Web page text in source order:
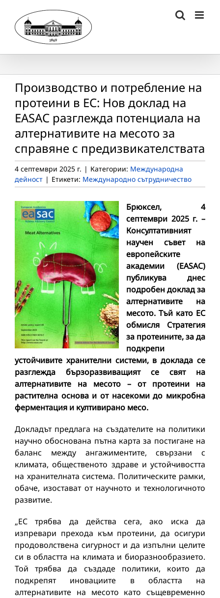
content
Производство и потребление на
протеини в ЕС: Нов доклад на
EASAC разглежда потенциала на
алтернативите на месото за
справяне с предизвикателствата
4 септември 2025 г. | Категории: Международна
дейност | Етикети: Международно сътрудничество
Брюксел, 4
септември 2025 г. –
Консултативният
научен съвет на
европейските
академии (EASAC)
публикува днес
подробен доклад за
алтернативите на
месото. Тъй като ЕС
обмисля Стратегия
за протеините, за да
подкрепи
устойчивите хранителни системи, в доклада се
разглежда бързоразвиващият се свят на
алтернативите на месото – от протеини на
растителна основа и от насекоми до микробна
ферментация и култивирано месо.
Докладът предлага на създателите на политики
научно обоснована пътна карта за постигане на
баланс между ангажиментите, свързани с
климата, общественото здраве и устойчивостта
на хранителната система. Политическите рамки,
обаче, изостават от научното и технологичното
развитие.
„ЕС трябва да действа сега, ако иска да
изпревари прехода към протеини, да осигури
продоволствена сигурност и да изпълни целите
си в областта на климата и биоразнообразието.
Той трябва да създаде политики, които да
подкрепят иновациите в областта на
алтернативите на месото като същевременно